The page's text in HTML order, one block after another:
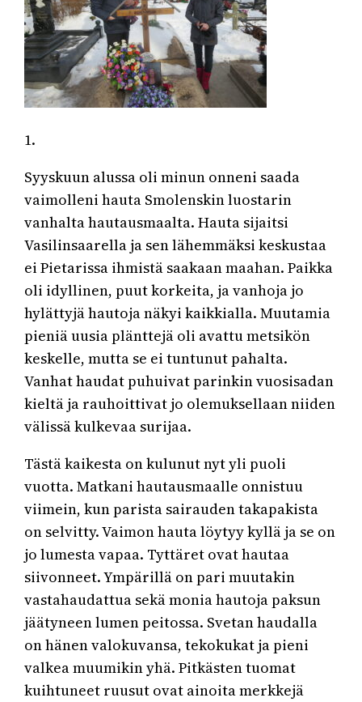
1.
Syyskuun alussa oli minun onneni saada
vaimolleni hauta Smolenskin luostarin
vanhalta hautausmaalta. Hauta sijaitsi
Vasilinsaarella ja sen lähemmäksi keskustaa
ei Pietarissa ihmistä saakaan maahan. Paikka
oli idyllinen, puut korkeita, ja vanhoja jo
hylättyjä hautoja näkyi kaikkialla. Muutamia
pieniä uusia plänttejä oli avattu metsikön
keskelle, mutta se ei tuntunut pahalta.
Vanhat haudat puhuivat parinkin vuosisadan
kieltä ja rauhoittivat jo olemuksellaan niiden
välissä kulkevaa surijaa.
Tästä kaikesta on kulunut nyt yli puoli
vuotta. Matkani hautausmaalle onnistuu
viimein, kun parista sairauden takapakista
on selvitty. Vaimon hauta löytyy kyllä ja se on
jo lumesta vapaa. Tyttäret ovat hautaa
siivonneet. Ympärillä on pari muutakin
vastahaudattua sekä monia hautoja paksun
jäätyneen lumen peitossa. Svetan haudalla
on hänen valokuvansa, tekokukat ja pieni
valkea muumikin yhä. Pitkästen tuomat
kuihtuneet ruusut ovat ainoita merkkejä